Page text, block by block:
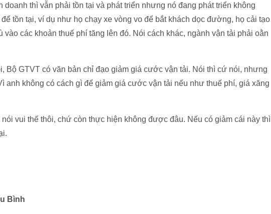
doanh thì vẫn phải tồn tại và phát triển nhưng nó đang phát triển không
tồn tại, ví dụ như họ chạy xe vòng vo để bắt khách dọc đường, họ cải tạo
vào các khoản thuế phí tăng lên đó. Nói cách khác, ngành vận tải phải oằn
Bộ GTVT có văn bản chỉ đạo giảm giá cước vận tải. Nói thì cứ nói, nhưng
anh không có cách gì để giảm giá cước vận tải nếu như thuế phí, giá xăng
vui thế thôi, chứ còn thực hiện không được đâu. Nếu có giảm cái này thì
Bình